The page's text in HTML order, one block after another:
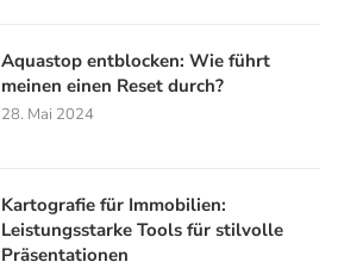
Aquastop entblocken: Wie führt
meinen einen Reset durch?
28. Mai 2024
Kartografie für Immobilien:
Leistungsstarke Tools für stilvolle
Präsentationen